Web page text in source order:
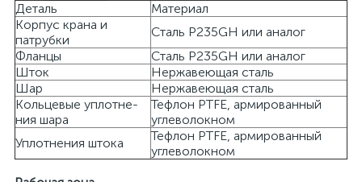
Деталь
Материал
Корпус крана и
патрубки
Сталь P235GH или аналог
Фланцы
Сталь P235GH или аналог
Шток
Нержавеющая сталь
Шар
Нержавеющая сталь
Кольцевые уплотне-
ния шара
Тефлон PTFE, армированный
углеволокном
Уплотнения штока
Тефлон PTFE, армированный
углеволокном